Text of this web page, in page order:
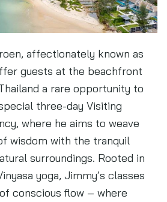
affectionately known as
guests at the beachfront
a rare opportunity to
three-day Visiting
where he aims to weave
wisdom with the tranquil
surroundings. Rooted in
yoga, Jimmy’s classes
conscious flow – where